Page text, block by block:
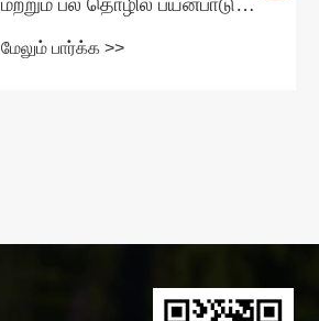
மற்றும் பல தொழில் பயன்பாடுகள்
மேலும் பார்க்க >>